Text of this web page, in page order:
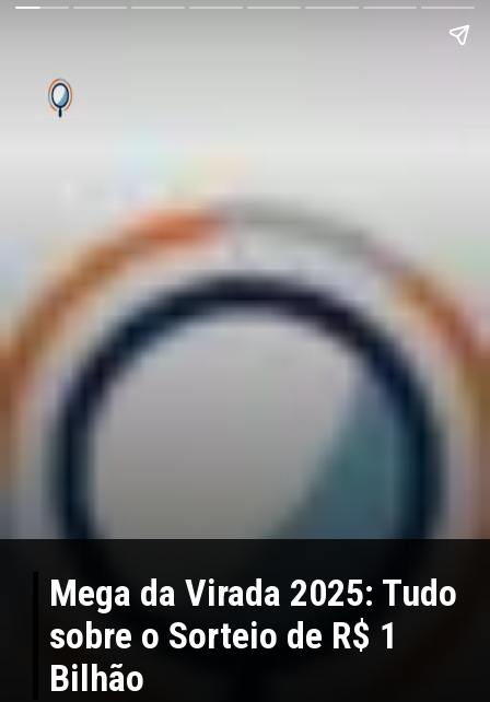
Mega da Virada 2025: Tudo
sobre o Sorteio de R$ 1
Bilhão